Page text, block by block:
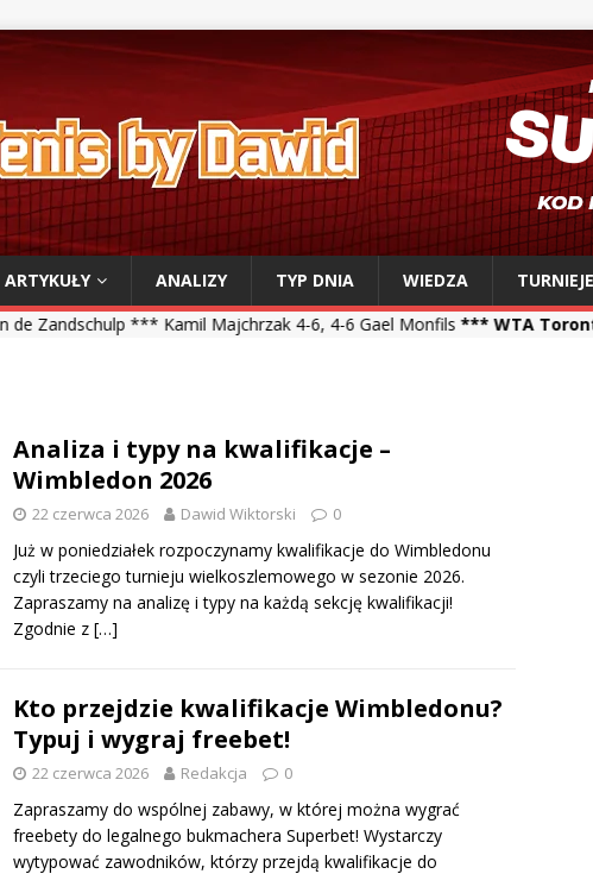
ARTYKUŁY ANALIZY TYP DNIA WIEDZA TURNIEJE
Majchrzak 4-6, 4-6 Gael Monfils *** WTA Toronto ***Iga Świątek 6-
Analiza i typy na kwalifikacje –
Wimbledon 2026
22 czerwca 2026 Dawid Wiktorski 0
Już w poniedziałek rozpoczynamy kwalifikacje do Wimbledonu
czyli trzeciego turnieju wielkoszlemowego w sezonie 2026.
Zapraszamy na analizę i typy na każdą sekcję kwalifikacji!
Zgodnie z […]
Kto przejdzie kwalifikacje Wimbledonu?
Typuj i wygraj freebet!
22 czerwca 2026 Redakcja 0
Zapraszamy do wspólnej zabawy, w której można wygrać
freebety do legalnego bukmachera Superbet! Wystarczy
wytypować zawodników, którzy przejdą kwalifikacje do